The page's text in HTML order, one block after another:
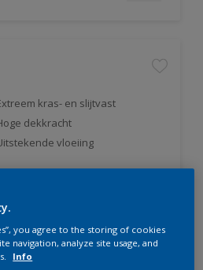
kras- en slijtvast
dekkracht
vloeiing
you agree to the storing of cookies
navigation, analyze site usage, and
Info